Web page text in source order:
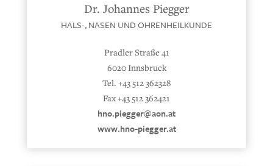
Dr. Johannes Piegger
HALS-, NASEN UND OHRENHEILKUNDE
Pradler Straße 41
6020 Innsbruck
Tel. +43 512 362328
Fax +43 512 362421
hno.piegger@aon.at
www.hno-piegger.at